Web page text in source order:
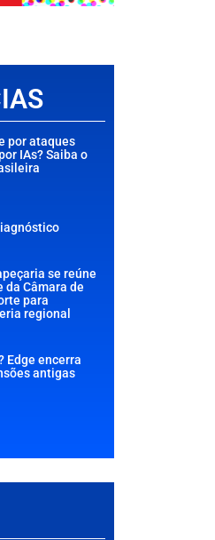
por ataques
IAs? Saiba o
se reúne
da Câmara de
para
regional
Edge encerra
antigas